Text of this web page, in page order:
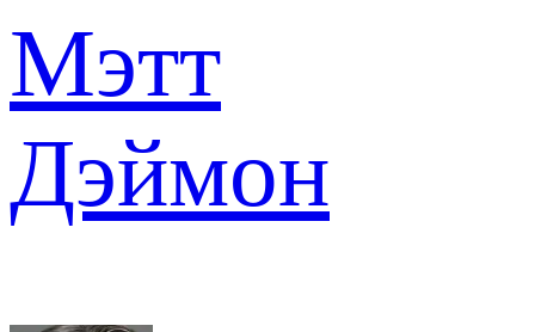
Мэтт
Дэймон